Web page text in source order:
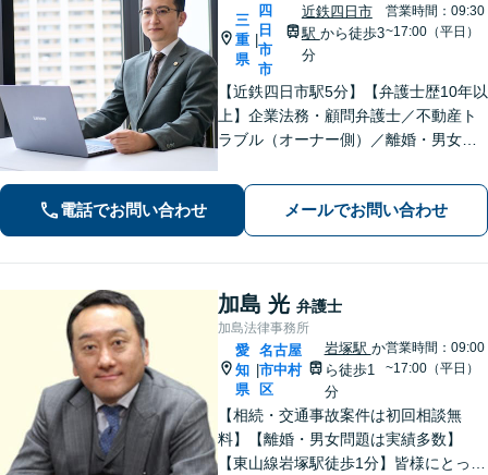
三
重
県
四
日
市
市
近鉄四日市
駅 から徒歩3
分
営業時間：09:30
~17:00（平日）
【近鉄四日市駅5分】【弁護士歴10年以
上】企業法務・顧問弁護士／不動産ト
ラブル（オーナー側）／離婚・男女問
様に寄り添い、解決まで真摯に対応し
てまいります【多才な他士業との連携
が強み】【完全個室でご相談】
電話でお問い合わせ メールでお問い合わせ
加島 光 弁護士
加島法律事務所
愛
知
県
名古屋
市中村
区
岩塚駅 か
ら徒歩1
分
営業時間：09:00
~17:00（平日）
【相続・交通事故案件は初回相談無
料】【離婚・男女問題は実績多数】
【東山線岩塚駅徒歩1分】皆様にとって